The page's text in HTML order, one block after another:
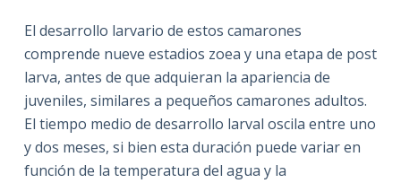
El desarrollo larvario de estos camarones
comprende nueve estadios zoea y una etapa de post
larva, antes de que adquieran la apariencia de
juveniles, similares a pequeños camarones adultos.
El tiempo medio de desarrollo larval oscila entre uno
y dos meses, si bien esta duración puede variar en
función de la temperatura del agua y la